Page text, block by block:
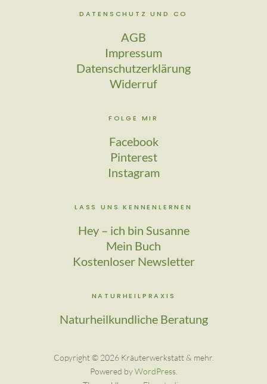
DATENSCHUTZ UND CO
AGB
Impressum
Datenschutzerklärung
Widerruf
FOLGE MIR
Facebook
Pinterest
Instagram
LASS UNS KENNENLERNEN
Hey – ich bin Susanne
Mein Buch
Kostenloser Newsletter
NATURHEILPRAXIS
Naturheilkundliche Beratung
Copyright © 2026 Kräuter­werkstatt & mehr
Powered byWordPress